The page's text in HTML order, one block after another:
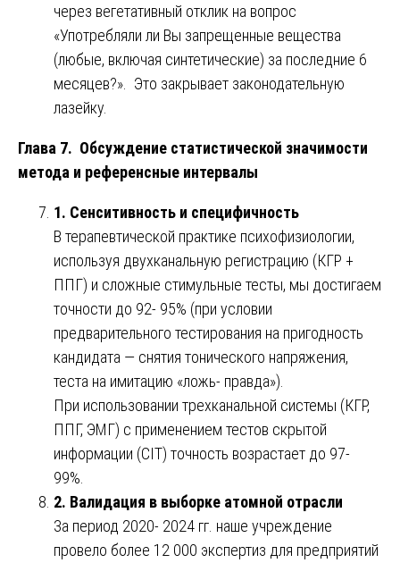
через вегетативный отклик на вопрос
«Употребляли ли Вы запрещенные вещества
(любые, включая синтетические) за последние 6
месяцев?». Это закрывает законодательную
лазейку.
Глава 7. Обсуждение статистической значимости
метода и референсные интервалы
1. Сенситивность и специфичность
В терапевтической практике психофизиологии,
используя двухканальную регистрацию (КГР +
ППГ) и сложные стимульные тесты, мы достигаем
точности до 92- 95% (при условии
предварительного тестирования на пригодность
кандидата — снятия тонического напряжения,
теста на имитацию «ложь- правда»).
При использовании трехканальной системы (КГР,
ППГ, ЭМГ) с применением тестов скрытой
информации (CIT) точность возрастает до 97-
99%.
2. Валидация в выборке атомной отрасли
За период 2020- 2024 гг. наше учреждение
провело более 12 000 экспертиз для предприятий